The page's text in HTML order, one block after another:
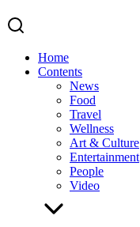
Home
Contents
News
Food
Travel
Wellness
Art & Culture
Entertainment
People
Video